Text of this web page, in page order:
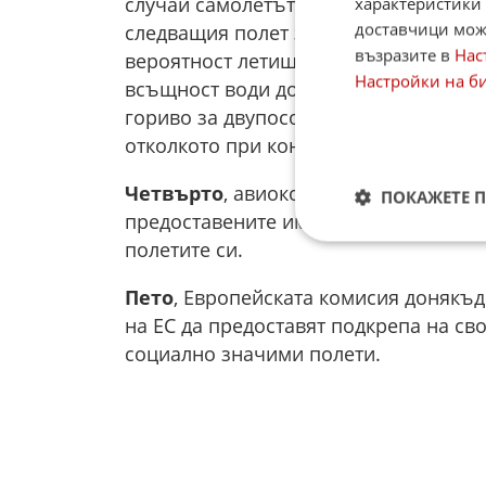
следващия полет за връщане или
вероятност летището на
всъщност води до увеличен разход
гориво за двупосочен полет, излита
отколкото при конвенционално
Четвърто, авиокомпаниите
предоставените им слотове за
полетите си.
Пето, Европейската комисия
на ЕС да предоставят подкрепа на
социално значими полети.
доставчици
възразите в
Настройки на
ПОКАЖЕТЕ